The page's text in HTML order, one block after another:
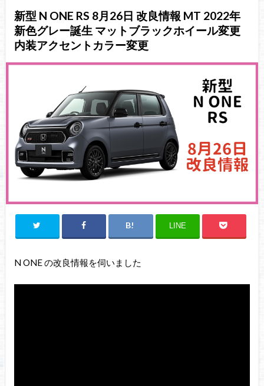
新型 N ONE RS 8月26日 改良情報 MT 2022年
新色グレー誕生 マットブラックホイール変更
内装アクセントカラー変更
LINE
N ONE の改良情報を伺いました